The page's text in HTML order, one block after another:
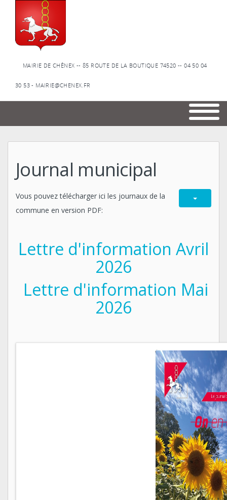
MAIRIE DE CHÊNEX -- 85 ROUTE DE LA BOUTIQUE 74520 -- 04 50 04
30 53 - MAIRIE@CHENEX.FR
Journal municipal
Vous pouvez télécharger ici les journaux de la
commune en version PDF:
Lettre d'information Avril
2026
Lettre d'information Mai
2026